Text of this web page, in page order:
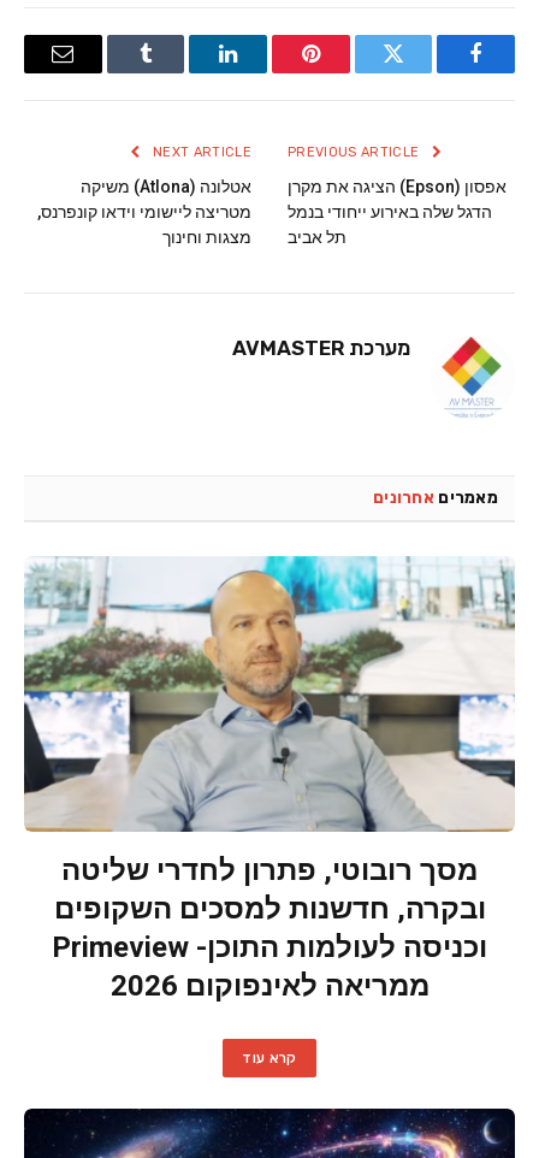
Facebook
Twitter
Pinterest
LinkedIn
Tumblr
Email
אפסון (Epson) הציגה את מקרן
הדגל שלה באירוע ייחודי בנמל
תל אביב
NEXT ARTICLE
אטלונה (Atlona) משיקה
מטריצה ליישומי וידאו קונפרנס,
מצגות וחינוך
מערכת AVMASTER
מאמרים אחרונים
מסך רובוטי, פתרון לחדרי שליטה
ובקרה, חדשנות למסכים השקופים
וכניסה לעולמות התוכן- Primeview
ממריאה לאינפוקום 2026
קרא עוד